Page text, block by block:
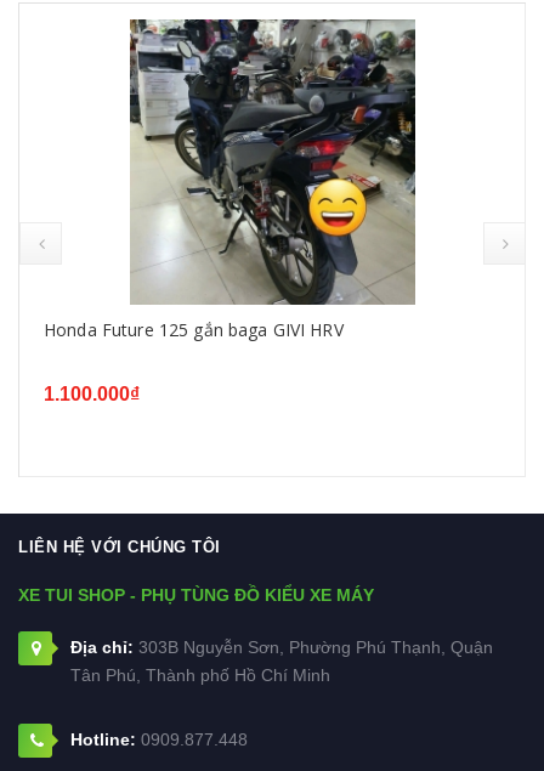
Honda Future 125 gắn baga GIVI HRV
1.100.000₫
LIÊN HỆ VỚI CHÚNG TÔI
XE TUI SHOP - PHỤ TÙNG ĐỒ KIỂU XE MÁY
Địa chỉ: 303B Nguyễn Sơn, Phường Phú Thạnh, Quận
Tân Phú, Thành phố Hồ Chí Minh
Hotline: 0909.877.448